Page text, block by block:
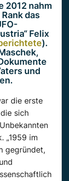
2012 nahm
das
Felix
).
und
die erste
sich
„1959 im
gegründet,